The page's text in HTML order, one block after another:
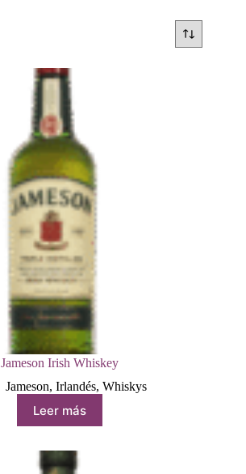
Jameson Irish Whiskey
Jameson, Irlandés, Whiskys
Leer más